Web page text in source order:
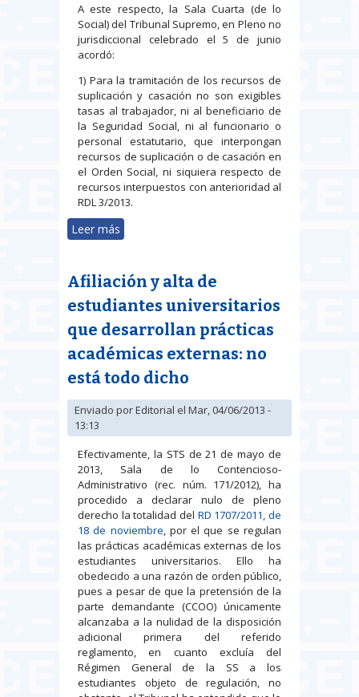
A este respecto, la Sala Cuarta (de lo
Social) del Tribunal Supremo, en Pleno no
jurisdiccional celebrado el 5 de junio
acordó:
1) Para la tramitación de los recursos de
suplicación y casación no son exigibles
tasas al trabajador, ni al beneficiario de
la Seguridad Social, ni al funcionario o
personal estatutario, que interpongan
recursos de suplicación o de casación en
el Orden Social, ni siquiera respecto de
recursos interpuestos con anterioridad al
RDL 3/2013.
Leer más
funcionario o sindicato que
recurra en súplica o casación en el
Orden Social
Afiliación y alta de
estudiantes universitarios
que desarrollan prácticas
académicas externas: no
está todo dicho
Enviado porEditorial el Mar, 04/06/2013 -
13:13
Efectivamente, la STS de 21 de mayo de
2013, Sala de lo Contencioso-
Administrativo (rec. núm. 171/2012), ha
procedido a declarar nulo de pleno
derecho la totalidad del RD 1707/2011, de
18 de noviembre, por el que se regulan
las prácticas académicas externas de los
estudiantes universitarios. Ello ha
obedecido a una razón de orden público,
pues a pesar de que la pretensión de la
parte demandante (CCOO) únicamente
alcanzaba a la nulidad de la disposición
adicional primera del referido
reglamento, en cuanto excluía del
Régimen General de la SS a los
estudiantes objeto de regulación, no